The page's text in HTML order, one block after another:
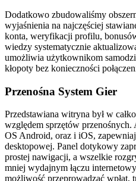
Dodatkowo zbudowaliśmy
wyjaśnienia na najczęściej
konta, weryfikacji profilu,
wiedzy systematycznie
umożliwia użytkownikom
kłopoty bez konieczności
Przenośna System Gier
Przedstawiana witryna był w
względem sprzętów
OS Android, oraz i iOS,
desktopowej. Panel dotykowy
prostej nawigacji, a wszelkie
mniej wydajnym łączu
możliwość przeprowadzać wpłat,